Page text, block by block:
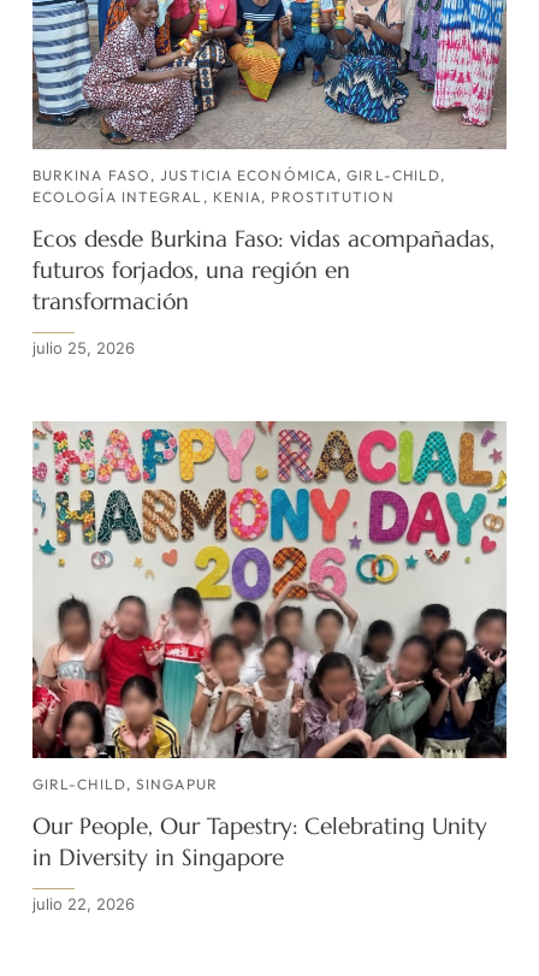
BURKINA FASO ,JUSTICIA ECONÓMICA,GIRL-CHILD,
ECOLOGÍA INTEGRAL , KENIA, PROSTITUTION
Ecos desde Burkina Faso: vidas acompañadas,
futuros forjados, una región en
transformación
julio 25, 2026
GIRL-CHILD,SINGAPUR
Our People, Our Tapestry: Celebrating Unity
in Diversity in Singapore
julio 22, 2026